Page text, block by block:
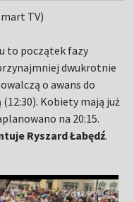
TV)
to początek fazy
dwukrotnie
o awans do
Kobiety mają już
na 20:15.
Ryszard Łabędź.